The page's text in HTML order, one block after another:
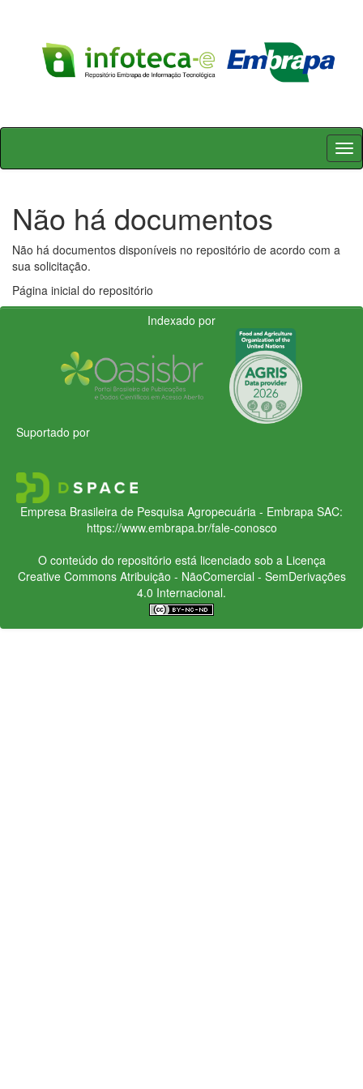
Skip
Não há documentos
Não há documentos disponíveis no repositório de acordo com a
sua solicitação.
Página inicial do repositório
Indexado por
Suportado por
Empresa Brasileira de Pesquisa Agropecuária - Embrapa SAC:
https://www.embrapa.br/fale-conosco
O conteúdo do repositório está licenciado sob a Licença
Creative CommonsAtribuição - NãoComercial - SemDerivações
4.0 Internacional.